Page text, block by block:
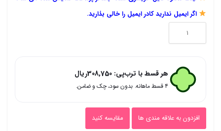
اگر ایمیل ندارید کادر ایمیل را خالی بذارید.
سوالات
بافی
۲
هر قسط با ترب‌پی: 308,750ریال
۴ قسط ماهانه. بدون سود، چک و ضامن.
افزدون به علاقه مندی ها
مقایسه کنید